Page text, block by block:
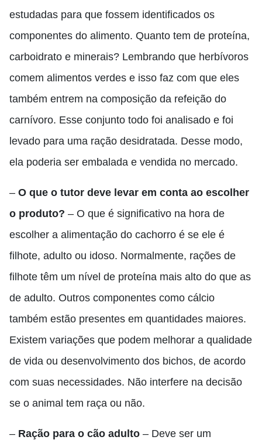
estudadas para que fossem identificados os
componentes do alimento. Quanto tem de proteína,
carboidrato e minerais? Lembrando que herbívoros
comem alimentos verdes e isso faz com que eles
também entrem na composição da refeição do
carnívoro. Esse conjunto todo foi analisado e foi
levado para uma ração desidratada. Desse modo,
ela poderia ser embalada e vendida no mercado.
– O que o tutor deve levar em conta ao escolher
o produto? – O que é significativo na hora de
escolher a alimentação do cachorro é se ele é
filhote, adulto ou idoso. Normalmente, rações de
filhote têm um nível de proteína mais alto do que as
de adulto. Outros componentes como cálcio
também estão presentes em quantidades maiores.
Existem variações que podem melhorar a qualidade
de vida ou desenvolvimento dos bichos, de acordo
com suas necessidades. Não interfere na decisão
se o animal tem raça ou não.
– Ração para o cão adulto – Deve ser um